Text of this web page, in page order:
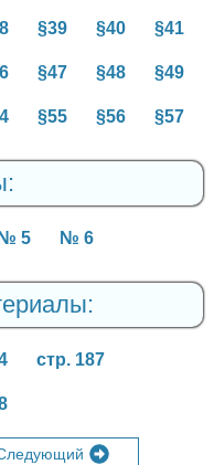
§39 §40 §41
§47 §48 §49
§55 §56 §57
№ 5 № 6
стр. 187